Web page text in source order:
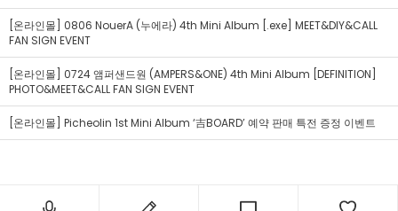
[온라인몰] 0806 NouerA (누에라) 4th Mini Album [.exe] MEET&DIY&CALL
FAN SIGN EVENT
[온라인몰] 0724 앰퍼샌드원 (AMPERS&ONE) 4th Mini Album [DEFINITION]
PHOTO&MEET&CALL FAN SIGN EVENT
[온라인몰] Picheolin 1st Mini Album ‘吉BOARD’ 예약 판매 특전 증정 이벤트